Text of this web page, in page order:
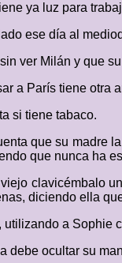
ya luz para
ese día al
ver Milán y que
a París tiene otra
si tiene tabaco.
que su madre
que nunca ha
clavicémbalo
diciendo ella
a Sophie
debe ocultar su